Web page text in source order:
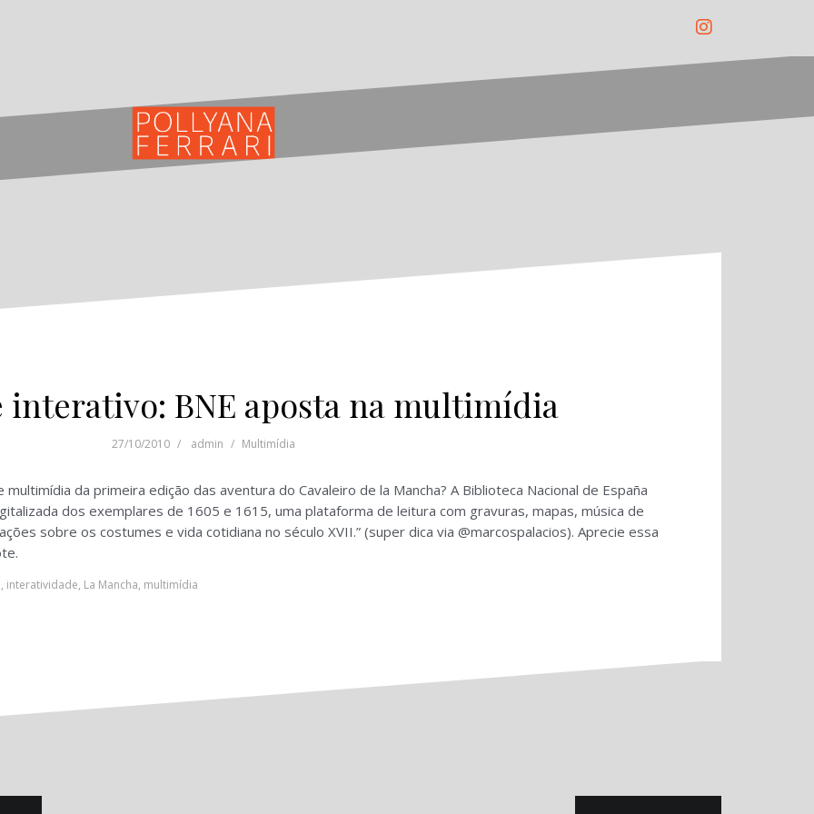
interativo: BNE aposta na multimídia
27/10/2010 admin Multimídia
da primeira edição das aventura do Cavaleiro de la Mancha? A Biblioteca Nacional de España
dos exemplares de 1605 e 1615, uma plataforma de leitura com gravuras, mapas, música de
sobre os costumes e vida cotidiana no século XVII.” (super dica via @marcospalacios). Aprecie essa
, interatividade, La Mancha, multimídia